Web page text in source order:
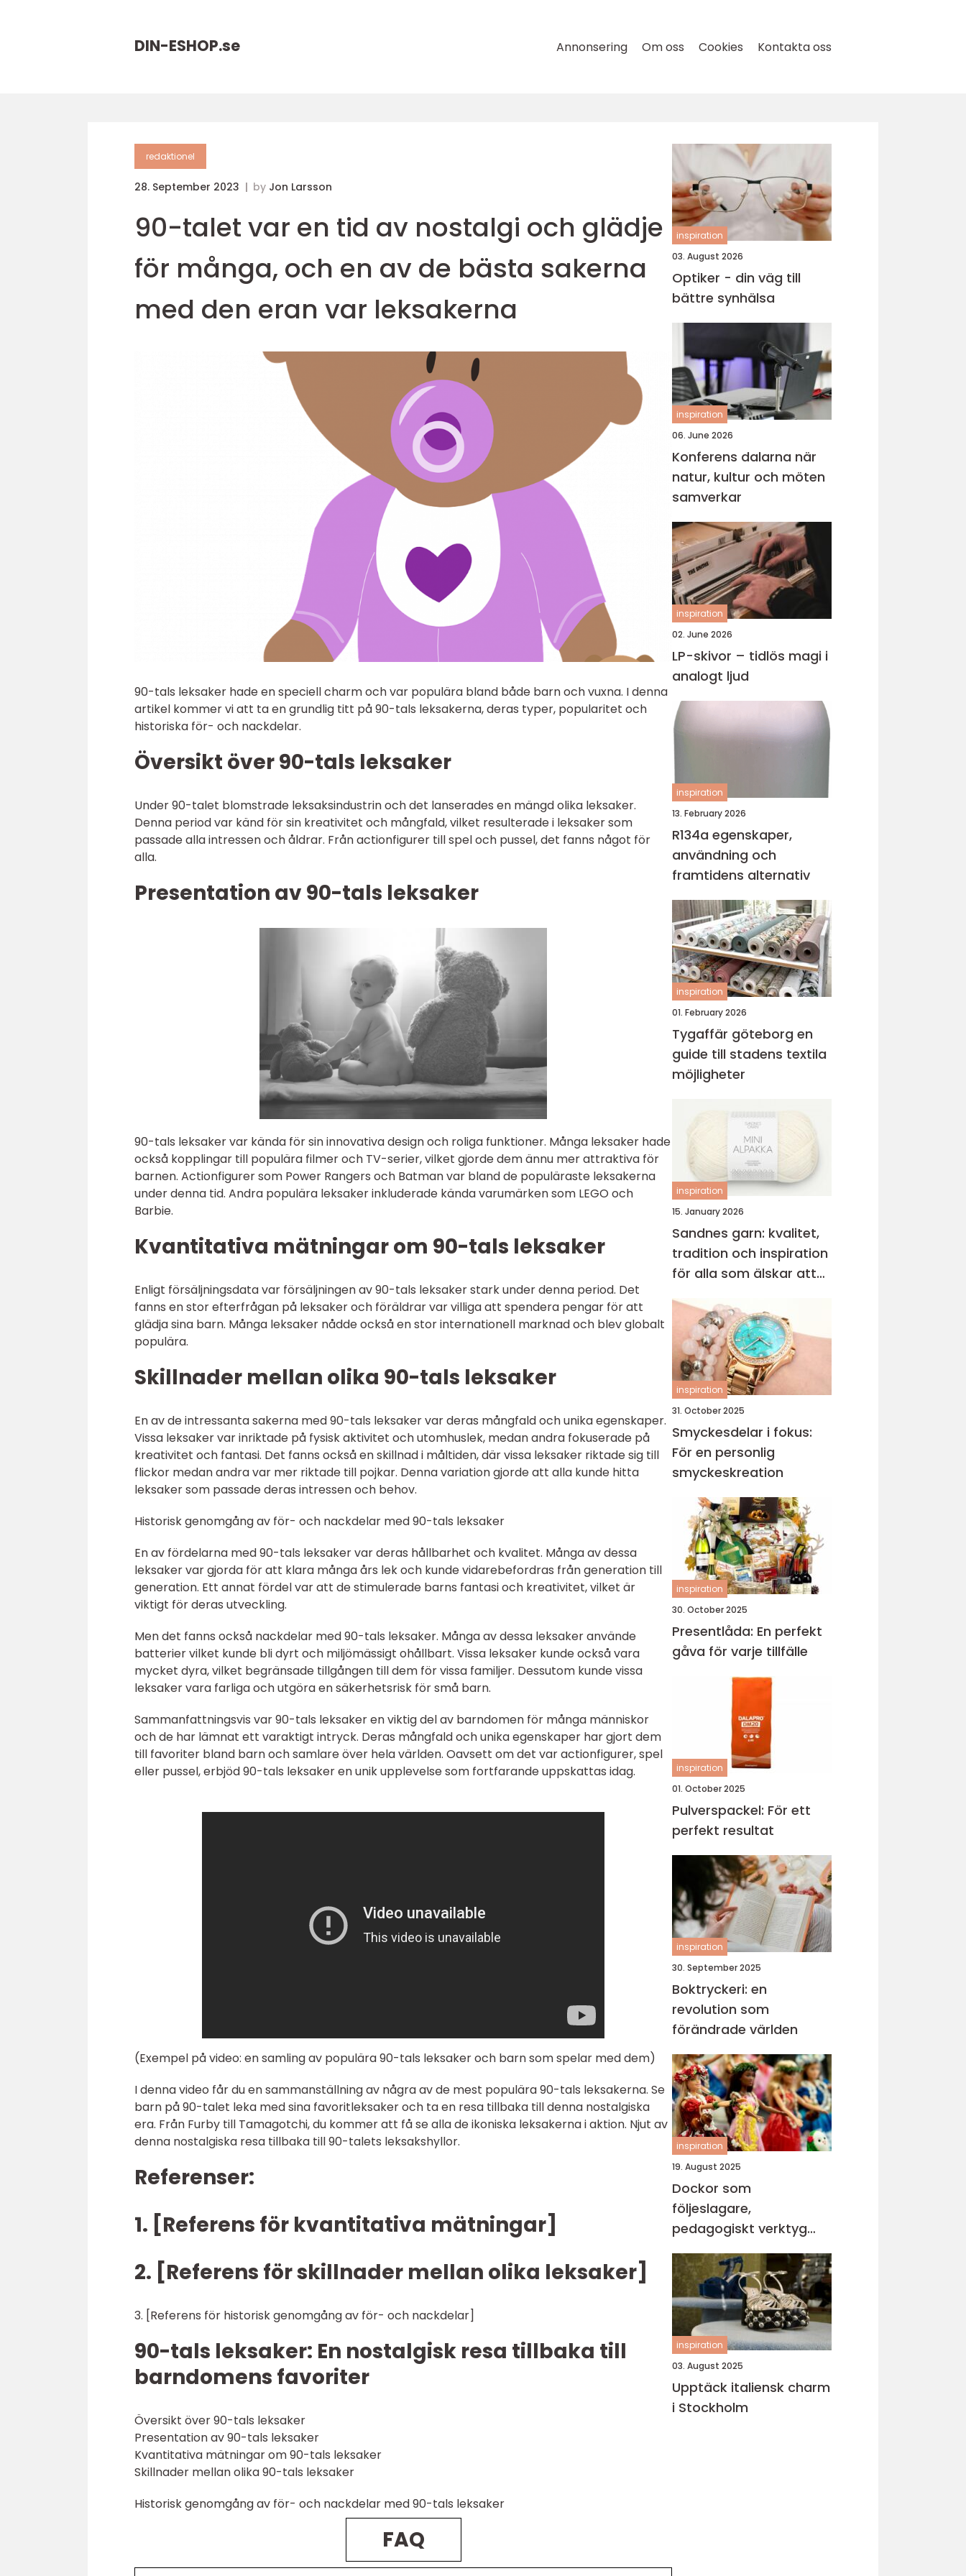
DIN-ESHOP.se Annonsering Om oss Cookies Kontakta oss
redaktionel
28. September 2023 by Jon Larsson
90-talet var en tid av nostalgi och glädje
för många, och en av de bästa sakerna
med den eran var leksakerna
90-tals leksaker hade en speciell charm och var populära bland både barn och vuxna. I denna
artikel kommer vi att ta en grundlig titt på 90-tals leksakerna, deras typer, popularitet och
historiska för- och nackdelar.
Översikt över 90-tals leksaker
Under 90-talet blomstrade leksaksindustrin och det lanserades en mängd olika leksaker.
Denna period var känd för sin kreativitet och mångfald, vilket resulterade i leksaker som
passade alla intressen och åldrar. Från actionfigurer till spel och pussel, det fanns något för
alla.
Presentation av 90-tals leksaker
90-tals leksaker var kända för sin innovativa design och roliga funktioner. Många leksaker hade
också kopplingar till populära filmer och TV-serier, vilket gjorde dem ännu mer attraktiva för
barnen. Actionfigurer som Power Rangers och Batman var bland de populäraste leksakerna
under denna tid. Andra populära leksaker inkluderade kända varumärken som LEGO och
Barbie.
Kvantitativa mätningar om 90-tals leksaker
Enligt försäljningsdata var försäljningen av 90-tals leksaker stark under denna period. Det
fanns en stor efterfrågan på leksaker och föräldrar var villiga att spendera pengar för att
glädja sina barn. Många leksaker nådde också en stor internationell marknad och blev globalt
populära.
Skillnader mellan olika 90-tals leksaker
En av de intressanta sakerna med 90-tals leksaker var deras mångfald och unika egenskaper.
Vissa leksaker var inriktade på fysisk aktivitet och utomhuslek, medan andra fokuserade på
kreativitet och fantasi. Det fanns också en skillnad i måltiden, där vissa leksaker riktade sig till
flickor medan andra var mer riktade till pojkar. Denna variation gjorde att alla kunde hitta
leksaker som passade deras intressen och behov.
Historisk genomgång av för- och nackdelar med 90-tals leksaker
En av fördelarna med 90-tals leksaker var deras hållbarhet och kvalitet. Många av dessa
leksaker var gjorda för att klara många års lek och kunde vidarebefordras från generation till
generation. Ett annat fördel var att de stimulerade barns fantasi och kreativitet, vilket är
viktigt för deras utveckling.
Men det fanns också nackdelar med 90-tals leksaker. Många av dessa leksaker använde
batterier vilket kunde bli dyrt och miljömässigt ohållbart. Vissa leksaker kunde också vara
mycket dyra, vilket begränsade tillgången till dem för vissa familjer. Dessutom kunde vissa
leksaker vara farliga och utgöra en säkerhetsrisk för små barn.
Sammanfattningsvis var 90-tals leksaker en viktig del av barndomen för många människor
och de har lämnat ett varaktigt intryck. Deras mångfald och unika egenskaper har gjort dem
till favoriter bland barn och samlare över hela världen. Oavsett om det var actionfigurer, spel
eller pussel, erbjöd 90-tals leksaker en unik upplevelse som fortfarande uppskattas idag.
(Exempel på video: en samling av populära 90-tals leksaker och barn som spelar med dem)
I denna video får du en sammanställning av några av de mest populära 90-tals leksakerna. Se
barn på 90-talet leka med sina favoritleksaker och ta en resa tillbaka till denna nostalgiska
era. Från Furby till Tamagotchi, du kommer att få se alla de ikoniska leksakerna i aktion. Njut av
denna nostalgiska resa tillbaka till 90-talets leksakshyllor.
Referenser:
1. [Referens för kvantitativa mätningar]
2. [Referens för skillnader mellan olika leksaker]
3. [Referens för historisk genomgång av för- och nackdelar]
90-tals leksaker: En nostalgisk resa tillbaka till
barndomens favoriter
Översikt över 90-tals leksaker
Presentation av 90-tals leksaker
Kvantitativa mätningar om 90-tals leksaker
Skillnader mellan olika 90-tals leksaker
Historisk genomgång av för- och nackdelar med 90-tals leksaker
FAQ
inspiration
03. August 2026
Optiker - din väg till
bättre synhälsa
inspiration
06. June 2026
Konferens dalarna när
natur, kultur och möten
samverkar
inspiration
02. June 2026
LP-skivor – tidlös magi i
analogt ljud
inspiration
13. February 2026
R134a egenskaper,
användning och
framtidens alternativ
inspiration
01. February 2026
Tygaffär göteborg en
guide till stadens textila
möjligheter
inspiration
15. January 2026
Sandnes garn: kvalitet,
tradition och inspiration
för alla som älskar att
inspiration
31. October 2025
Smyckesdelar i fokus:
För en personlig
smyckeskreation
inspiration
30. October 2025
Presentlåda: En perfekt
gåva för varje tillfälle
inspiration
01. October 2025
Pulverspackel: För ett
perfekt resultat
inspiration
30. September 2025
Boktryckeri: en
revolution som
förändrade världen
inspiration
19. August 2025
Dockor som
följeslagare,
pedagogiskt verktyg
och trygghet i vardagen
inspiration
03. August 2025
Upptäck italiensk charm
i Stockholm